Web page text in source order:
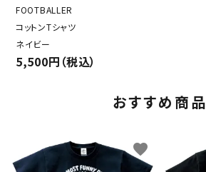
FOOTBALLER
コットンTシャツ
ネイビー
5,500円（税込）
おすすめ商品
favorite